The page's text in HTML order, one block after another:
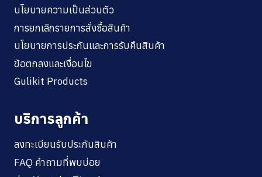
นโยบายความเป็นส่วนตัว
การยกเลิกรายการสั่งซื้อสินค้า
นโยบายการประกันและการรับคืนสินค้า
ข้อตกลงและเงื่อนไข
Gulikit Products
บริการลูกค้า
ลงทะเบียนรับประกันสินค้า
FAQ คำถามที่พบบ่อย